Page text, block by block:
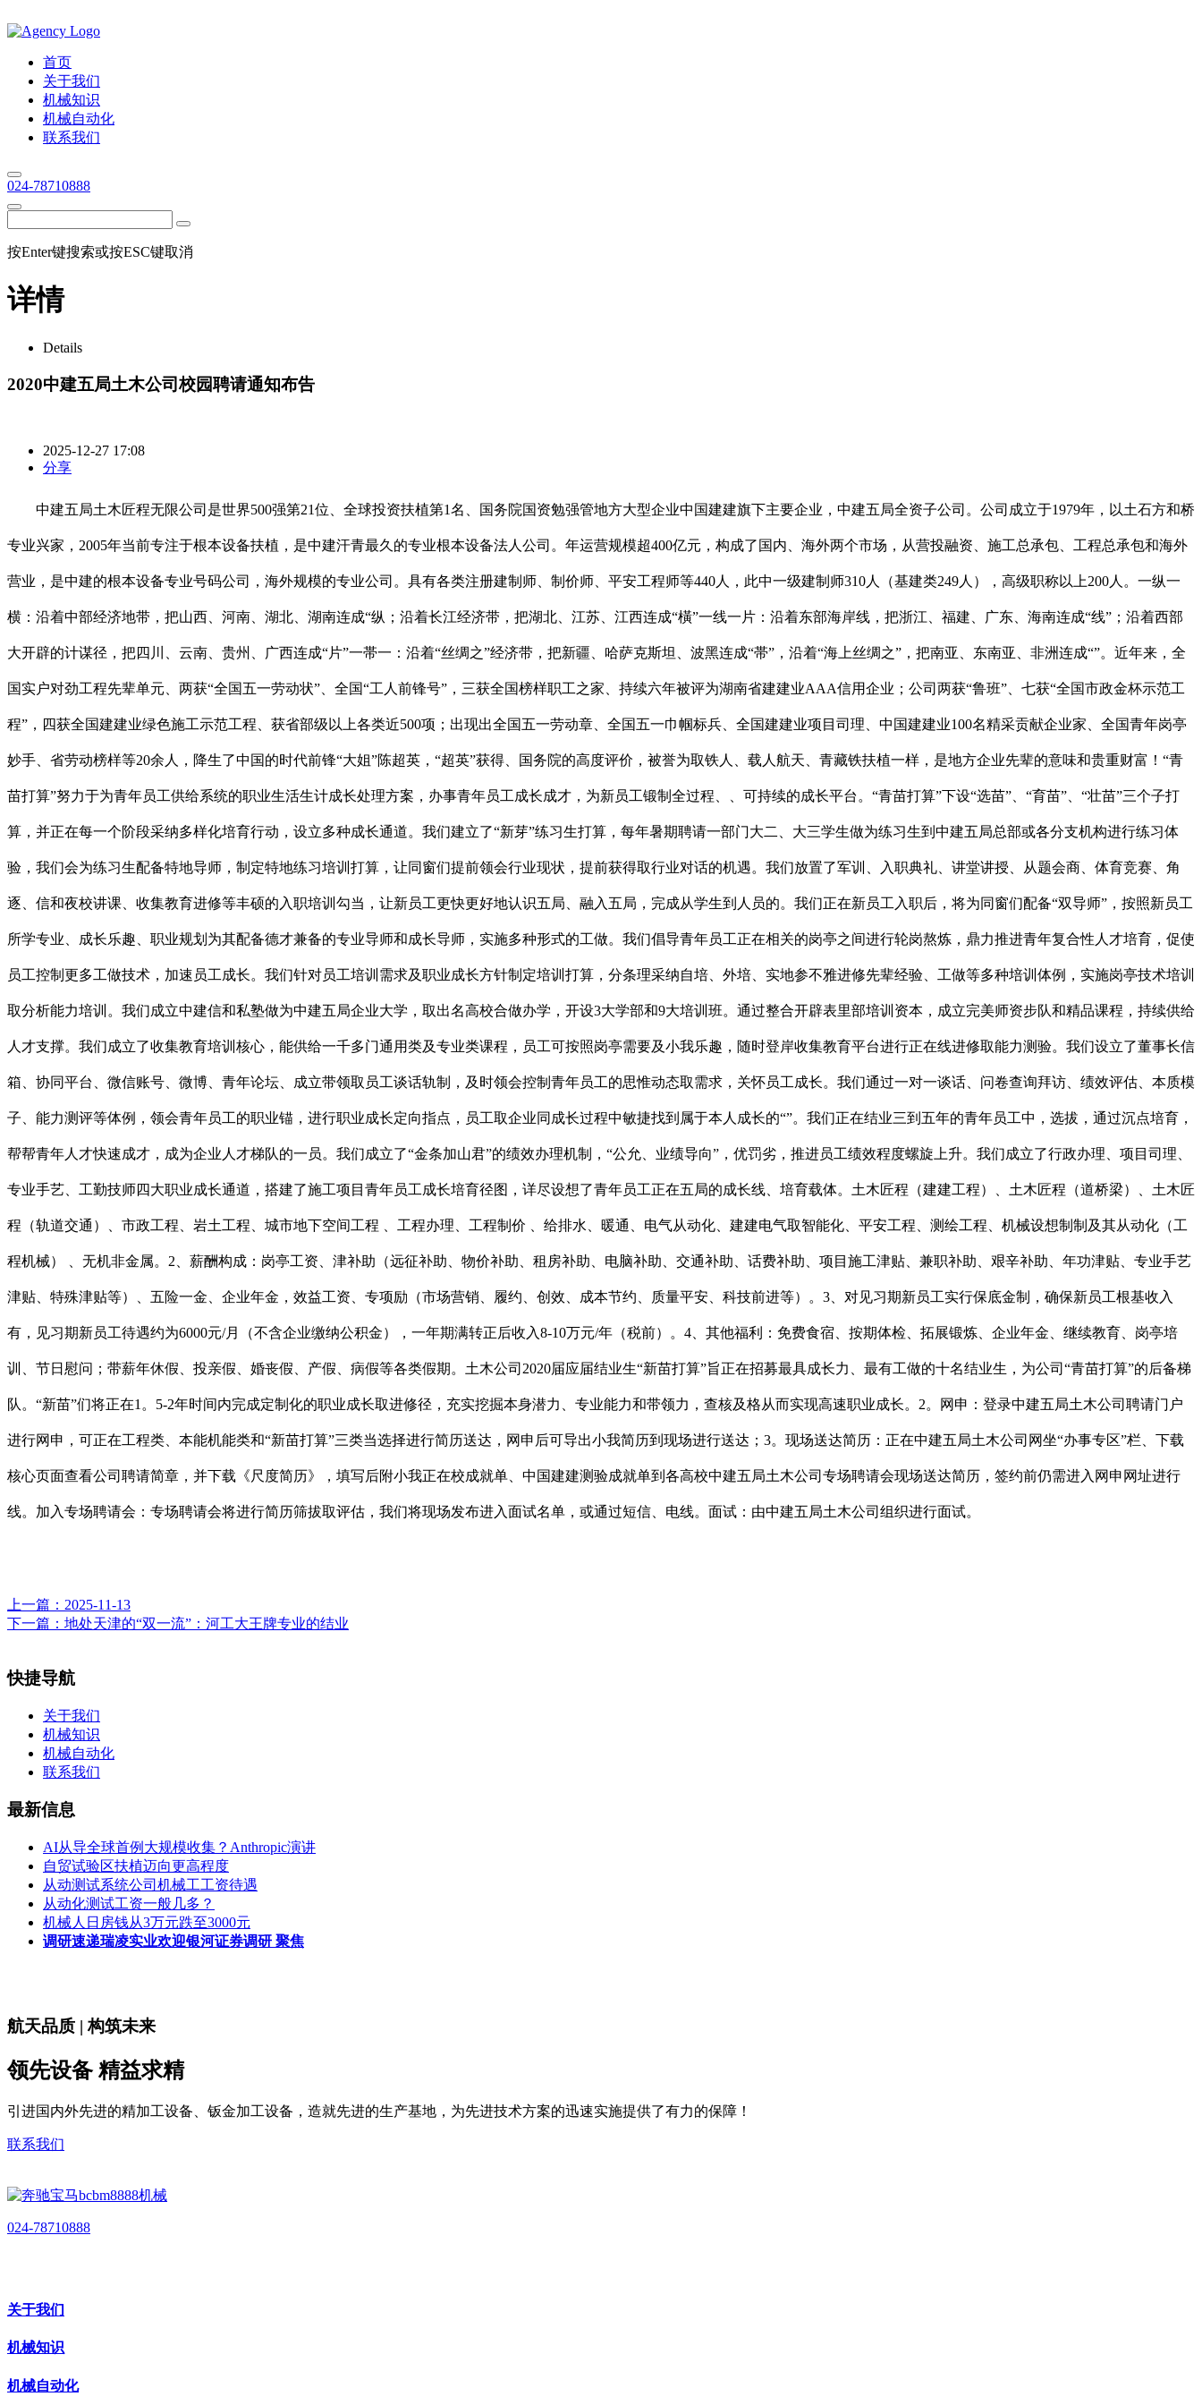
首页
关于我们
机械知识
机械自动化
联系我们
024-78710888
按Enter键搜索或按ESC键取消
详情
Details
2020中建五局土木公司校园聘请通知布告
2025-12-27 17:08
分享
中建五局土木匠程无限公司是世界500强第21位、全球投资扶植第1名、国务院国资勉强管地方大型企业中国建建旗下主要企业，中建五局全资子公司。公司成立于1979年，以土石方和桥
专业兴家，2005年当前专注于根本设备扶植，是中建汗青最久的专业根本设备法人公司。年运营规模超400亿元，构成了国内、海外两个市场，从营投融资、施工总承包、工程总承包和海外
营业，是中建的根本设备专业号码公司，海外规模的专业公司。具有各类注册建制师、制价师、平安工程师等440人，此中一级建制师310人（基建类249人），高级职称以上200人。一纵一
横：沿着中部经济地带，把山西、河南、湖北、湖南连成“纵；沿着长江经济带，把湖北、江苏、江西连成“橫”一线一片：沿着东部海岸线，把浙江、福建、广东、海南连成“线”；沿着西部
大开辟的计谋径，把四川、云南、贵州、广西连成“片”一帯一：沿着“丝绸之”经济带，把新疆、哈萨克斯坦、波黑连成“帯”，沿着“海上丝绸之”，把南亚、东南亚、非洲连成“”。近年来，全
国实户对劲工程先辈单元、两获“全国五一劳动状”、全国“工人前锋号”，三获全国榜样职工之家、持续六年被评为湖南省建建业AAA信用企业；公司两获“鲁班”、七获“全国市政金杯示范工
程”，四获全国建建业绿色施工示范工程、获省部级以上各类近500项；出现出全国五一劳动章、全国五一巾帼标兵、全国建建业项目司理、中国建建业100名精采贡献企业家、全国青年岗亭
妙手、省劳动榜样等20余人，降生了中国的时代前锋“大姐”陈超英，“超英”获得、国务院的高度评价，被誉为取铁人、载人航天、青藏铁扶植一样，是地方企业先辈的意味和贵重财富！“青
苗打算”努力于为青年员工供给系统的职业生活生计成长处理方案，办事青年员工成长成才，为新员工锻制全过程、、可持续的成长平台。“青苗打算”下设“选苗”、“育苗”、“壮苗”三个子打
算，并正在每一个阶段采纳多样化培育行动，设立多种成长通道。我们建立了“新芽”练习生打算，每年暑期聘请一部门大二、大三学生做为练习生到中建五局总部或各分支机构进行练习体
验，我们会为练习生配备特地导师，制定特地练习培训打算，让同窗们提前领会行业现状，提前获得取行业对话的机遇。我们放置了军训、入职典礼、讲堂讲授、从题会商、体育竞赛、角
逐、信和夜校讲课、收集教育进修等丰硕的入职培训勾当，让新员工更快更好地认识五局、融入五局，完成从学生到人员的。我们正在新员工入职后，将为同窗们配备“双导师”，按照新员工
所学专业、成长乐趣、职业规划为其配备德才兼备的专业导师和成长导师，实施多种形式的工做。我们倡导青年员工正在相关的岗亭之间进行轮岗熬炼，鼎力推进青年复合性人才培育，促使
员工控制更多工做技术，加速员工成长。我们针对员工培训需求及职业成长方针制定培训打算，分条理采纳自培、外培、实地参不雅进修先辈经验、工做等多种培训体例，实施岗亭技术培训
取分析能力培训。我们成立中建信和私塾做为中建五局企业大学，取出名高校合做办学，开设3大学部和9大培训班。通过整合开辟表里部培训资本，成立完美师资步队和精品课程，持续供给
人才支撑。我们成立了收集教育培训核心，能供给一千多门通用类及专业类课程，员工可按照岗亭需要及小我乐趣，随时登岸收集教育平台进行正在线进修取能力测验。我们设立了董事长信
箱、协同平台、微信账号、微博、青年论坛、成立带领取员工谈话轨制，及时领会控制青年员工的思惟动态取需求，关怀员工成长。我们通过一对一谈话、问卷查询拜访、绩效评估、本质模
子、能力测评等体例，领会青年员工的职业锚，进行职业成长定向指点，员工取企业同成长过程中敏捷找到属于本人成长的“”。我们正在结业三到五年的青年员工中，选拔，通过沉点培育，
帮帮青年人才快速成才，成为企业人才梯队的一员。我们成立了“金条加山君”的绩效办理机制，“公允、业绩导向”，优罚劣，推进员工绩效程度螺旋上升。我们成立了行政办理、项目司理、
专业手艺、工勤技师四大职业成长通道，搭建了施工项目青年员工成长培育径图，详尽设想了青年员工正在五局的成长线、培育载体。土木匠程（建建工程）、土木匠程（道桥梁）、土木匠
程（轨道交通）、市政工程、岩土工程、城市地下空间工程 、工程办理、工程制价 、给排水、暖通、电气从动化、建建电气取智能化、平安工程、测绘工程、机械设想制制及其从动化（工
程机械） 、无机非金属。2、薪酬构成：岗亭工资、津补助（远征补助、物价补助、租房补助、电脑补助、交通补助、话费补助、项目施工津贴、兼职补助、艰辛补助、年功津贴、专业手艺
津贴、特殊津贴等）、五险一金、企业年金，效益工资、专项励（市场营销、履约、创效、成本节约、质量平安、科技前进等）。3、对见习期新员工实行保底金制，确保新员工根基收入
有，见习期新员工待遇约为6000元/月（不含企业缴纳公积金），一年期满转正后收入8-10万元/年（税前）。4、其他福利：免费食宿、按期体检、拓展锻炼、企业年金、继续教育、岗亭培
训、节日慰问；带薪年休假、投亲假、婚丧假、产假、病假等各类假期。土木公司2020届应届结业生“新苗打算”旨正在招募最具成长力、最有工做的十名结业生，为公司“青苗打算”的后备梯
队。“新苗”们将正在1。5-2年时间内完成定制化的职业成长取进修径，充实挖掘本身潜力、专业能力和带领力，查核及格从而实现高速职业成长。2。网申：登录中建五局土木公司聘请门户
进行网申，可正在工程类、本能机能类和“新苗打算”三类当选择进行简历送达，网申后可导出小我简历到现场进行送达；3。现场送达简历：正在中建五局土木公司网坐“办事专区”栏、下载
核心页面查看公司聘请简章，并下载《尺度简历》，填写后附小我正在校成就单、中国建建测验成就单到各高校中建五局土木公司专场聘请会现场送达简历，签约前仍需进入网申网址进行
线。加入专场聘请会：专场聘请会将进行简历筛拔取评估，我们将现场发布进入面试名单，或通过短信、电线。面试：由中建五局土木公司组织进行面试。
上一篇： 2025-11-13
下一篇： 地处天津的“双一流”：河工大王牌专业的结业
快捷导航
关于我们
机械知识
机械自动化
联系我们
最新信息
AI从导全球首例大规模收集？Anthropic演讲
自贸试验区扶植迈向更高程度
从动测试系统公司机械工工资待遇
从动化测试工资一般几多？
机械人日房钱从3万元跌至3000元
调研速递瑞凌实业欢迎银河证券调研 聚焦
航天品质 | 构筑未来
领先设备 精益求精
引进国内外先进的精加工设备、钣金加工设备，造就先进的生产基地，为先进技术方案的迅速实施提供了有力的保障！
联系我们
024-78710888
关于我们
机械知识
机械自动化